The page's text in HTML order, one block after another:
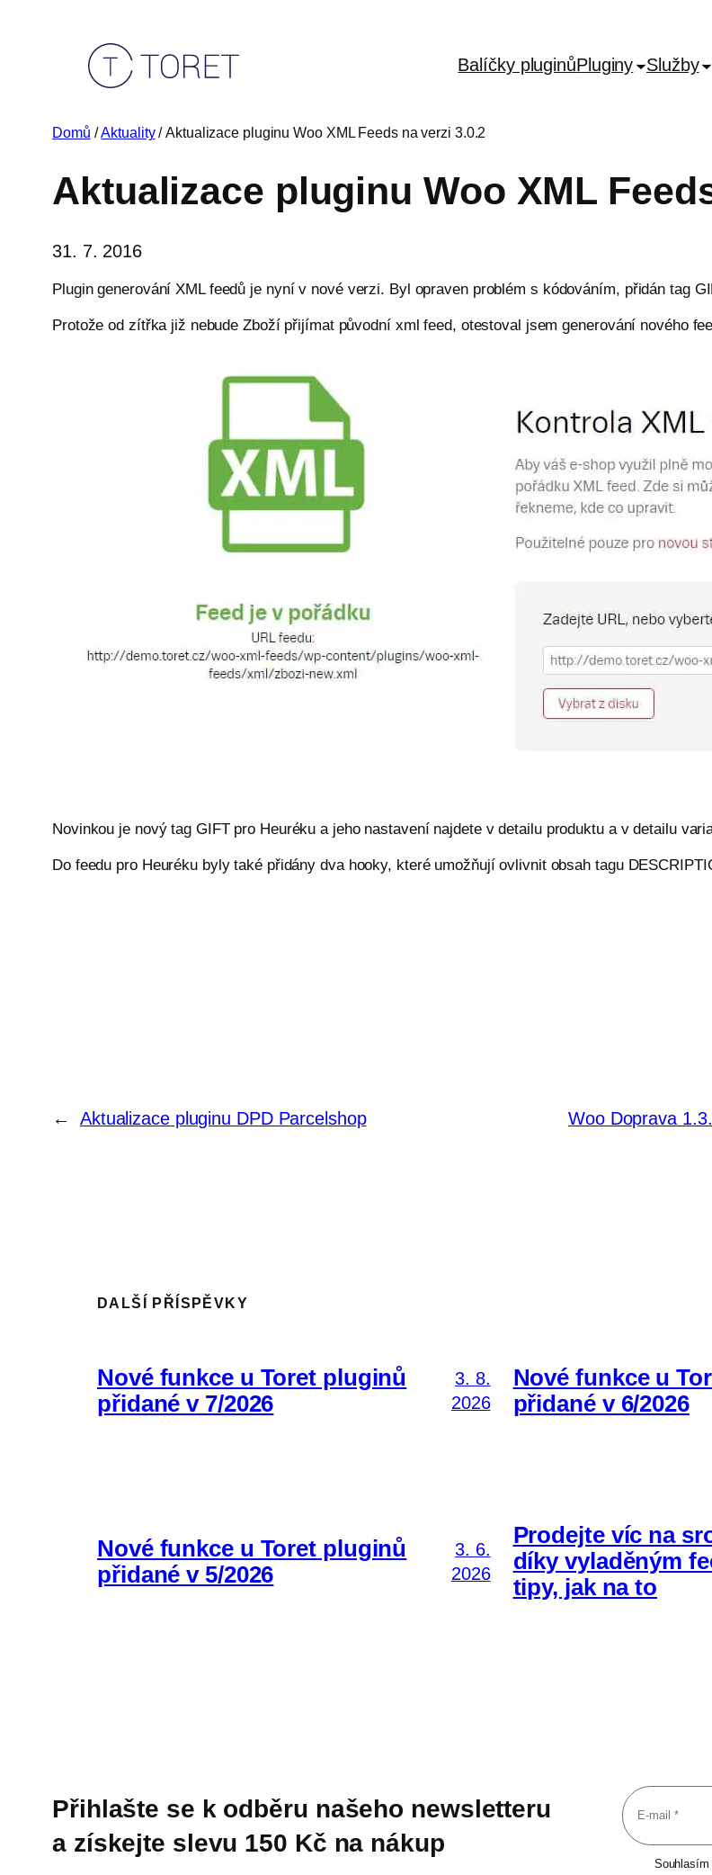
Balíčky pluginůPluginy Služby
Domů /Aktuality/ Aktualizace pluginu Woo XML Feeds na verzi 3.0.2
Aktualizace pluginu Woo XML
31. 7. 2016
Plugin generování XML feedů je nyní v nové verzi. Byl opraven problém s kódováním, přidán tag
Protože od zítřka již nebude Zboží přijímat původní xml feed, otestoval jsem generování nového
Novinkou je nový tag GIFT pro Heuréku a jeho nastavení najdete v detailu produktu a v detailu
Do feedu pro Heuréku byly také přidány dva hooky, které umožňují ovlivnit obsah tagu
← Aktualizace pluginu DPD Parcelshop Woo Doprava
DALŠÍ PŘÍSPĚVKY
Nové funkce u Toret pluginů
přidané v 7/2026
3. 8.
2026
Nové funkce u
přidané v 6/2026
Nové funkce u Toret pluginů
přidané v 5/2026
3. 6.
2026
Prodejte víc na
díky vyladěným
tipy, jak na to
Přihlašte se k odběru našeho newsletteru
a získejte slevu 150 Kč na nákup